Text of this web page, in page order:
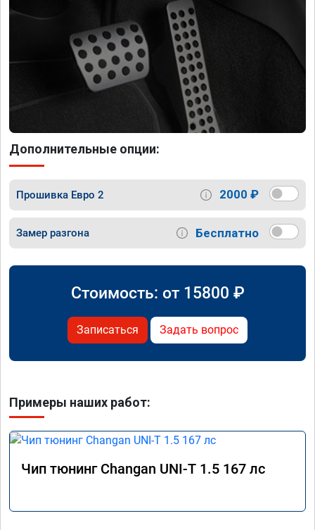
Дополнительные опции:
Прошивка Евро 2 2000 ₽
Замер разгона Бесплатно
Стоимость: от 15800 ₽
Записаться Задать вопрос
Примеры наших работ:
Чип тюнинг Changan UNI-T 1.5 167 лс